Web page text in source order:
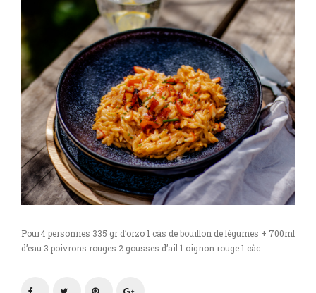
Pour4 personnes 335 gr d’orzo 1 càs de bouillon de légumes + 700ml
d’eau 3 poivrons rouges 2 gousses d’ail 1 oignon rouge 1 càc